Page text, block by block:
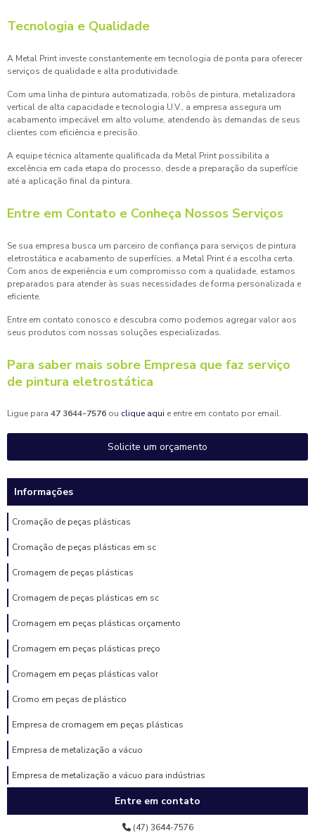
Tecnologia e Qualidade
A Metal Print investe constantemente em tecnologia de ponta para oferecer
serviços de qualidade e alta produtividade.
Com uma linha de pintura automatizada, robôs de pintura, metalizadora
vertical de alta capacidade e tecnologia U.V., a empresa assegura um
acabamento impecável em alto volume, atendendo às demandas de seus
clientes com eficiência e precisão.
A equipe técnica altamente qualificada da Metal Print possibilita a
excelência em cada etapa do processo, desde a preparação da superfície
até a aplicação final da pintura.
Entre em Contato e Conheça Nossos Serviços
Se sua empresa busca um parceiro de confiança para serviços de pintura
eletrostática e acabamento de superfícies, a Metal Print é a escolha certa.
Com anos de experiência e um compromisso com a qualidade, estamos
preparados para atender às suas necessidades de forma personalizada e
eficiente.
Entre em contato conosco e descubra como podemos agregar valor aos
seus produtos com nossas soluções especializadas.
Para saber mais sobre Empresa que faz serviço
de pintura eletrostática
Ligue para 47 3644-7576 ou clique aqui e entre em contato por email.
Solicite um orçamento
Informações
Cromação de peças plásticas
Cromação de peças plásticas em sc
Cromagem de peças plásticas
Cromagem de peças plásticas em sc
Cromagem em peças plásticas orçamento
Cromagem em peças plásticas preço
Cromagem em peças plásticas valor
Cromo em peças de plástico
Empresa de cromagem em peças plásticas
Empresa de metalização a vácuo
Empresa de metalização a vácuo para indústrias
Empresa de pintura eletrostática
Empresa de pintura eletrostática a pó
Entre em contato
(47) 3644-7576